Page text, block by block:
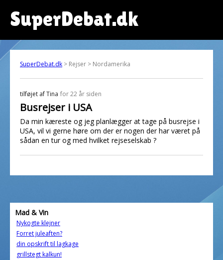
SuperDebat.dk
SuperDebat.dk > Rejser > Nordamerika
tilføjet afTina for 22 år siden
Busrejser i USA
Da min kæreste og jeg planlægger at tage på busrejse i
USA, vil vi gerne høre om der er nogen der har været på
sådan en tur og med hvilket rejseselskab ?
Mad & Vin
Nykogte klejner
Forret juleaften?
din opskrift til lagkage
grillstegt kalkun!